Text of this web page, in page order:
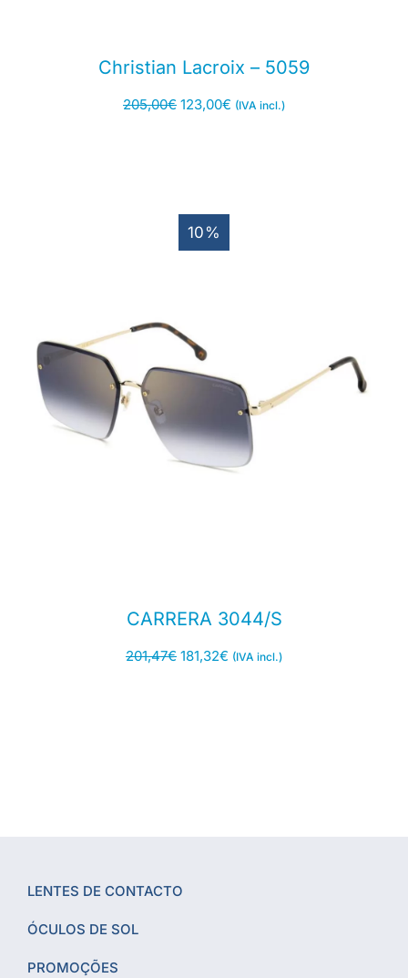
Christian Lacroix – 5059
205,00€ 123,00€ (IVA incl.)
10%
CARRERA 3044/S
201,47€ 181,32€ (IVA incl.)
LENTES DE CONTACTO
ÓCULOS DE SOL
PROMOÇÕES